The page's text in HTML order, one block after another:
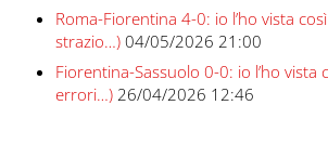
Roma-Fiorentina 4-0: io l’ho vista
strazio…) 04/05/2026 21:00
Fiorentina-Sassuolo 0-0: io l’ho vista
errori…) 26/04/2026 12:46